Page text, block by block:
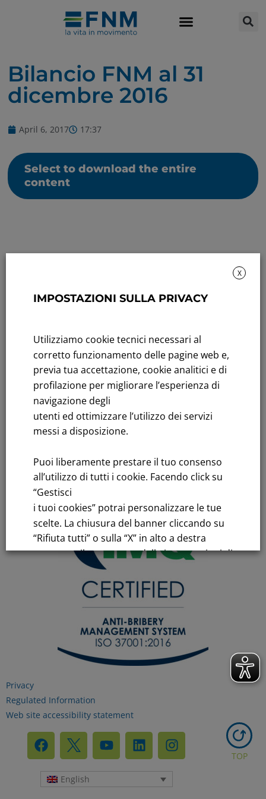
Bilancio FNM al 31
dicembre 2016
April 6, 2017 17:37
Select to download the entire
content
Tenders: All Tenders
FNM S.p.A.
Headquarters in Milan, Piazzale Cadorna, 14
fnm@legalmail.it
Share capital € 230,000,000.00 fully paid up
Register of Companies
C.C.I.AA. Milano – REA 28331
Privacy
Regulated Information
Web site accessibility statement
English
TOP
X
IMPOSTAZIONI SULLA PRIVACY
Utilizziamo cookie tecnici necessari al
corretto funzionamento delle pagine web e,
previa tua accettazione, cookie analitici e di
profilazione per migliorare l’esperienza di
navigazione degli
utenti ed ottimizzare l’utilizzo dei servizi
messi a disposizione.
Puoi liberamente prestare il tuo consenso
all’utilizzo di tutti i cookie. Facendo click su
“Gestisci
i tuoi cookies” potrai personalizzare le tue
scelte. La chiusura del banner cliccando su
“Rifiuta tutti” o sulla “X” in alto a destra
comporta il permanere delle impostazioni di
default e la continuazione della navigazione
in assenza di cookie o altri strumenti di
tracciamento diversi da quelli tecnici.
Per maggiori informazioni consulta la
nostra
Informativa sui dati personali e cookie
RIFIUTA TUTTI
GESTISCI I TUOI COOKIES